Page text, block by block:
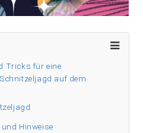
Tricks für eine
auf dem
Hinweise